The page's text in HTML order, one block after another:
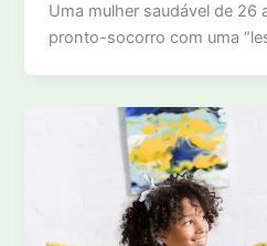
Uma mulher saudável de 26
pronto-socorro com uma